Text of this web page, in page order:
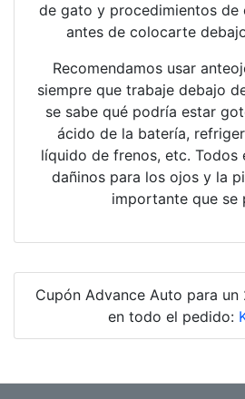
de gato y procedimientos de
antes de colocarte
Recomendamos usar
siempre que trabaje debajo
se sabe qué podría estar
ácido de la batería,
líquido de frenos, etc. Todos
dañinos para los ojos y la
importante que se
Cupón Advance Auto para un
en todo el pedido: